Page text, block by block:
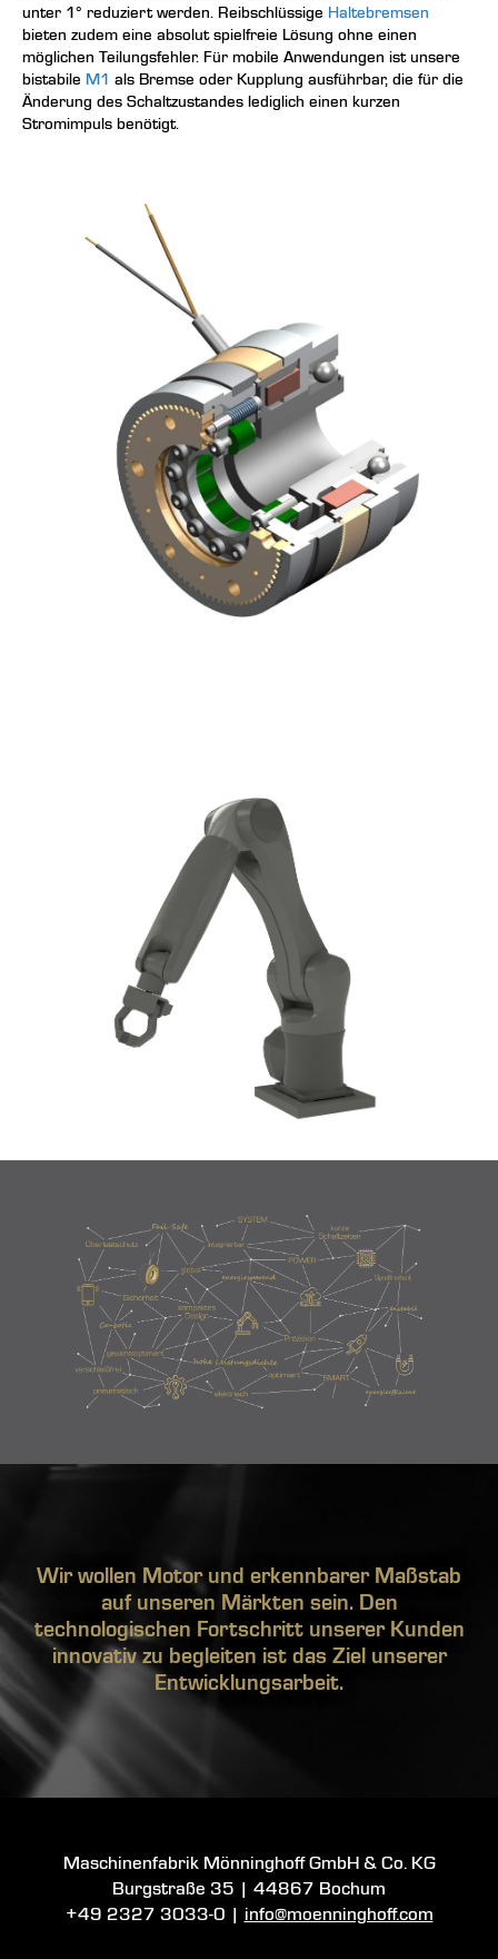
unter 1° reduziert werden. Reibschlüssige Haltebremsen
bieten zudem eine absolut spielfreie Lösung ohne einen
möglichen Teilungsfehler. Für mobile Anwendungen ist unsere
bistabile M1 als Bremse oder Kupplung ausführbar, die für die
Änderung des Schaltzustandes lediglich einen kurzen
Stromimpuls benötigt.
Wir wollen Motor und erkennbarer Maßstab
auf unseren Märkten sein. Den
technologischen Fortschritt unserer Kunden
innovativ zu begleiten ist das Ziel unserer
Entwicklungsarbeit.
Maschinenfabrik Mönninghoff GmbH & Co. KG
Burgstraße 35
44867 Bochum
+49 2327 3033-0
info@moenninghoff.com